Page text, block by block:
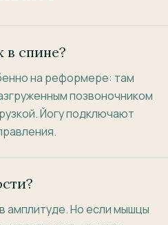
в спине?
на реформере: там
позвоночником
Йогу подключают
амплитуде. Но если мышцы